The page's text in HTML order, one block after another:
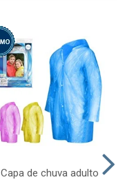
Capa de chuva adulto